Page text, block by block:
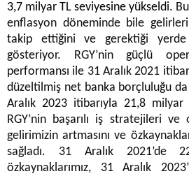
3,7 milyar TL seviyesine yükseldi.
enflasyon döneminde bile
takip ettiğini ve gerektiği yerde
gösteriyor. RGY’nin güçlü
performansı ile 31 Aralık 2021
düzeltilmiş net banka borçluluğu da
Aralık 2023 itibarıyla 21,8
RGY’nin başarılı iş stratejileri
gelirimizin artmasını ve
sağladı. 31 Aralık 2021’de
özkaynaklarımız, 31 Aralık